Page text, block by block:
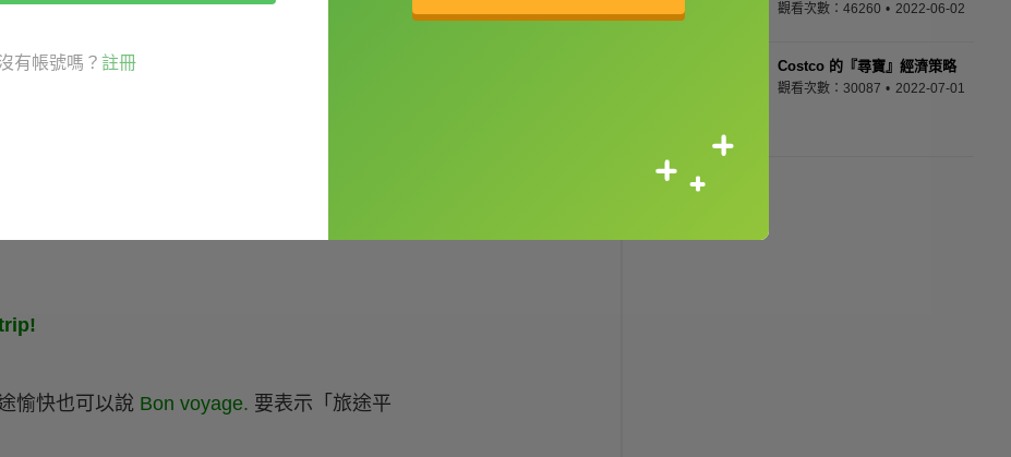
happily.
愉快也可以說 Bon voyage. 要表示「旅途平
觀看次數：46260 2022-06-02
Costco 的『尋寶』經濟策略
觀看次數：30087 2022-07-01
有帳號嗎？ 註冊